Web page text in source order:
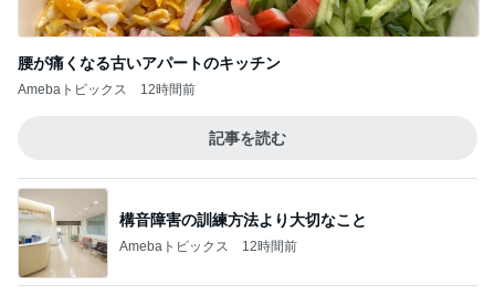
腰が痛くなる古いアパートのキッチン
Amebaトピックス 12時間前
記事を読む
構音障害の訓練方法より大切なこと
Amebaトピックス 12時間前